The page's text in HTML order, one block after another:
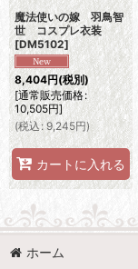
魔法使いの嫁 羽鳥智
世 コスプレ衣装
[DM5102]
8,404円(税別)
[通常販売価格:
10,505円]
(税込: 9,245円)
カートに入れる
ホーム